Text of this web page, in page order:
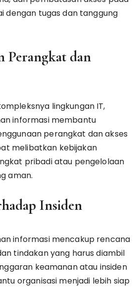
dengan tugas dan tanggung
Perangkat dan
lingkungan IT,
informasi membantu
perangkat dan akses
melibatkan kebijakan
pribadi atau pengelolaan
aman.
Insiden
informasi mencakup rencana
tindakan yang harus diambil
keamanan atau insiden
organisasi menjadi lebih siap